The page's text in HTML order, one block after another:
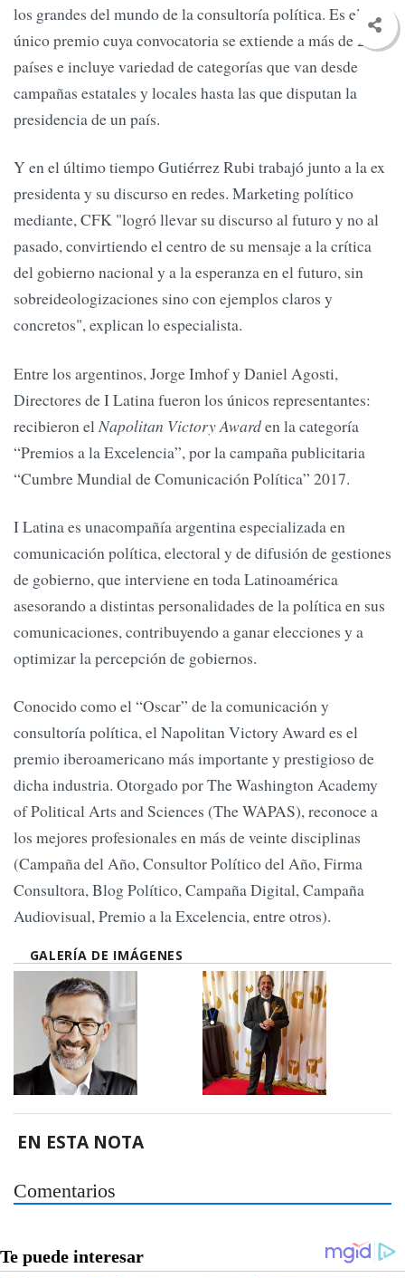
los grandes del mundo de la consultoría política. Es el
único premio cuya convocatoria se extiende a más de 21
países e incluye variedad de categorías que van desde
campañas estatales y locales hasta las que disputan la
presidencia de un país.
Y en el último tiempo Gutiérrez Rubi trabajó junto a la ex
presidenta y su discurso en redes. Marketing político
mediante, CFK "logró llevar su discurso al futuro y no al
pasado, convirtiendo el centro de su mensaje a la crítica
del gobierno nacional y a la esperanza en el futuro, sin
sobreideologizaciones sino con ejemplos claros y
concretos", explican lo especialista.
Entre los argentinos, Jorge Imhof y Daniel Agosti,
Directores de I Latina fueron los únicos representantes:
recibieron elNapolitan Victory Awarden la categoría
“Premios a la Excelencia”, por la campaña publicitaria
“Cumbre Mundial de Comunicación Política” 2017.
I Latina es unacompañía argentina especializada en
comunicación política, electoral y de difusión de gestiones
de gobierno, que interviene en toda Latinoamérica
asesorando a distintas personalidades de la política en sus
comunicaciones, contribuyendo a ganar elecciones y a
optimizar la percepción de gobiernos.
Conocido como el “Oscar” de la comunicación y
consultoría política, el Napolitan Victory Award es el
premio iberoamericano más importante y prestigioso de
dicha industria. Otorgado por The Washington Academy
of Political Arts and Sciences (The WAPAS), reconoce a
los mejores profesionales en más de veinte disciplinas
(Campaña del Año, Consultor Político del Año, Firma
Consultora, Blog Político, Campaña Digital, Campaña
Audiovisual, Premio a la Excelencia, entre otros).
GALERÍA DE IMÁGENES
EN ESTA NOTA
Comentarios